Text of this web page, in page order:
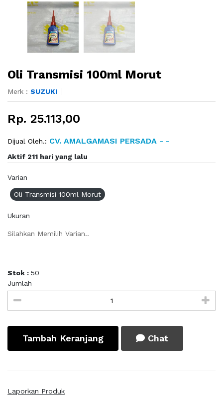
Oli Transmisi 100ml Morut
Merk : SUZUKI
Rp. 25.113,00
Dijual Oleh.: CV. AMALGAMASI PERSADA - -
Aktif 211 hari yang lalu
Varian
Oli Transmisi 100ml Morut
Ukuran
Silahkan Memilih Varian..
Stok : 50
Jumlah
Tambah Keranjang Chat
Laporkan Produk